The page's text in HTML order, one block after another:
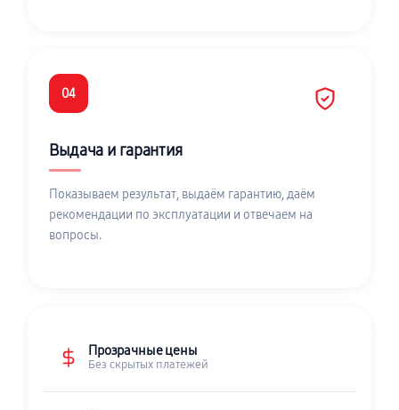
04
Выдача и гарантия
Показываем результат, выдаём гарантию, даём
рекомендации по эксплуатации и отвечаем на
вопросы.
Прозрачные цены
Без скрытых платежей